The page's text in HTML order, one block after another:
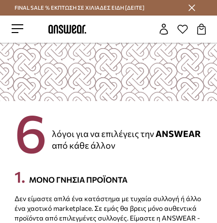
Εξοικονομήστε με το Answear Club
FINAL SALE % ΕΚΠΤΩΣΗ ΣΕ ΧΙΛΙΑΔΕΣ ΕΙΔΗ [ΔΕΙΤΕ]
6 λόγοι για να επιλέγεις τηνANSWEAR
από κάθε άλλον
1. ΜΟΝΟ ΓΝΗΣΙΑ ΠΡΟΪΟΝΤΑ
Δεν είμαστε απλά ένα κατάστημα με τυχαία συλλογή ή άλλο
ένα χαοτικό marketplace. Σε εμάς θα βρεις μόνο αυθεντικά
προϊόντα από επιλεγμένες συλλογές. Είμαστε η ANSWEAR -